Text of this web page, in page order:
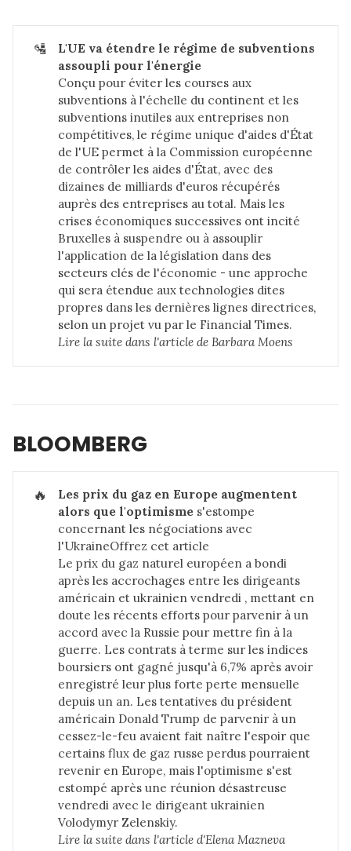
🛂
L'UE va étendre le régime de subventions
assoupli pour l'énergie
Conçu pour éviter les courses aux
subventions à l'échelle du continent et les
subventions inutiles aux entreprises non
compétitives, le régime unique d'aides d'État
de l'UE permet à la Commission européenne
de contrôler les aides d'État, avec des
dizaines de milliards d'euros récupérés
auprès des entreprises au total. Mais les
crises économiques successives ont incité
Bruxelles à suspendre ou à assouplir
l'application de la législation dans des
secteurs clés de l'économie - une approche
qui sera étendue aux technologies dites
propres dans les dernières lignes directrices,
selon un projet vu par le Financial Times.
Lire la suite dans l'article de Barbara Moens
BLOOMBERG
🔥
Les prix du gaz en Europe augmentent
alors que l'optimisme s'estompe
concernant les négociations avec
l'UkraineOffrez cet article
Le prix du gaz naturel européen a bondi
après les accrochages entre les dirigeants
américain et ukrainien vendredi , mettant en
doute les récents efforts pour parvenir à un
accord avec la Russie pour mettre fin à la
guerre. Les contrats à terme sur les indices
boursiers ont gagné jusqu'à 6,7% après avoir
enregistré leur plus forte perte mensuelle
depuis un an. Les tentatives du président
américain Donald Trump de parvenir à un
cessez-le-feu avaient fait naître l'espoir que
certains flux de gaz russe perdus pourraient
revenir en Europe, mais l'optimisme s'est
estompé après une réunion désastreuse
vendredi avec le dirigeant ukrainien
Volodymyr Zelenskiy.
Lire la suite dans l'article d'Elena Mazneva